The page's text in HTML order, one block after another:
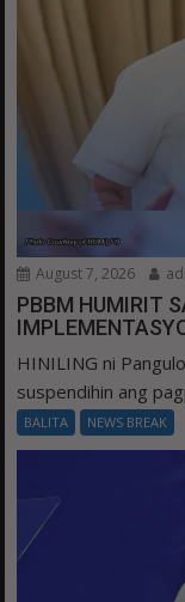
August 7, 2026
PBBM HUMIRIT
HINILING ni
suspendihin ang
BALITA NEWS BREAK